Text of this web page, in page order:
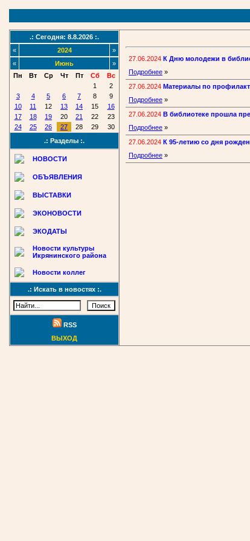
.: Сегодня: 8.8.2026 :.
«
2024
»
«
Июнь
»
Пн
Вт Ср Чт Пт Сб
Вс
1
2
3
4 5 6 7 8
9
10
11 12 13 14 15
16
17
18 19 20 21 22
23
24
25 26 27 28 29
30
.: Разделы :.
НОВОСТИ
ОБЪЯВЛЕНИЯ
ВЫСТАВКИ
ЭКОНОВОСТИ
ЭКОДАТЫ
Новости культуры
Икрянинского района
Новости коллег
.: Искать в новостях :.
RSS
ВЫХОД
27.06.2024 К Дню молодежи в
Подробнее »
27.06.2024 Материалы по
Подробнее »
27.06.2024 В библиотеке прошла
Подробнее »
27.06.2024 К 95-летию со дня
Подробнее »